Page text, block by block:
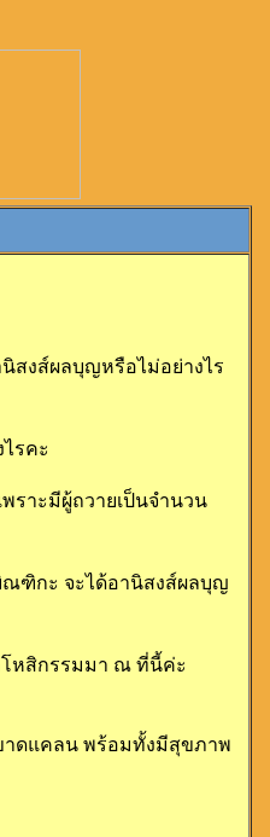
สงส์ผลบุญหรือไม่อย่างไร
รคะ
ราะมีผู้ถวายเป็นจำนวน
ณฑิกะ จะได้อานิสงส์ผลบุญ
โหสิกรรมมา ณ ที่นี้ค่ะ
ดแคลน พร้อมทั้งมีสุขภาพ